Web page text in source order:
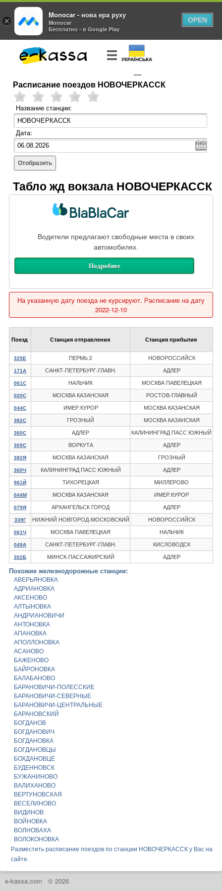
УКРАЇНСЬКА
КУПИТЬБИЛЕТ
Расписание поездов НОВОЧЕРКАССК
Название станции:
Дата:
Отобразить
Табло жд вокзала НОВОЧЕРКАССК
Водители предлагают свободные места в своих
автомобилях.
Подробнее
На указанную дату поезда не курсируют. Расписание на дату
2022-12-10
Поезд Станция отправления Станция прибытия
325Е ПЕРМЬ 2 НОВОРОССИЙСК
171А САНКТ-ПЕТЕРБУРГ-ГЛАВН. АДЛЕР
061С НАЛЬЧИК МОСКВА ПАВЕЛЕЦКАЯ
020С МОСКВА КАЗАНСКАЯ РОСТОВ-ГЛАВНЫЙ
044С ИМЕР.КУРОР МОСКВА КАЗАНСКАЯ
382С ГРОЗНЫЙ МОСКВА КАЗАНСКАЯ
360С АДЛЕР КАЛИНИНГРАД ПАСС ЮЖНЫЙ
309С ВОРКУТА АДЛЕР
382Я МОСКВА КАЗАНСКАЯ ГРОЗНЫЙ
360Ч КАЛИНИНГРАД ПАСС ЮЖНЫЙ АДЛЕР
961Й ТИХОРЕЦКАЯ МИЛЛЕРОВО
044М МОСКВА КАЗАНСКАЯ ИМЕР.КУРОР
079Я АРХАНГЕЛЬСК ГОРОД АДЛЕР
339Г НИЖНИЙ НОВГОРОД-МОСКОВСКИЙ НОВОРОССИЙСК
061Ч МОСКВА ПАВЕЛЕЦКАЯ НАЛЬЧИК
049А САНКТ-ПЕТЕРБУРГ-ГЛАВН. КИСЛОВОДСК
302Б МИНСК-ПАССАЖИРСКИЙ АДЛЕР
Похожие железнодорожные станции:
АВЕРЬЯНОВКА
АДРИАНОВКА
АКСЕНОВО
АЛТЫНОВКА
АНДРИАНОВИЧИ
АНТОНОВКА
АПАНОВКА
АПОЛЛОНОВКА
АСАНОВО
БАЖЕНОВО
БАЙРОНОВКА
БАЛАБАНОВО
БАРАНОВИЧИ-ПОЛЕССКИЕ
БАРАНОВИЧИ-СЕВЕРНЫЕ
БАРАНОВИЧИ-ЦЕНТРАЛЬНЫЕ
БАРАНОВСКИЙ
БОГДАНОВ
БОГДАНОВИЧ
БОГДАНОВКА
БОГДАНОВЦЫ
БОХДАНОВЦЕ
БУДЕННОВСК
БУЖАНИНОВО
ВАЛИХАНОВО
ВЕРТУНОВСКАЯ
ВЕСЕЛИНОВО
ВИДИНОВ
ВОЙНОВКА
ВОЛНОВАХА
ВОЛОКОНОВКА
Разместить расписание поездов по станции НОВОЧЕРКАССК у Вас на
сайте.
e-kassa.com © 2026
×
Monocar - нова ера руху
Monocar
Бесплатно - в Google Play
OPEN